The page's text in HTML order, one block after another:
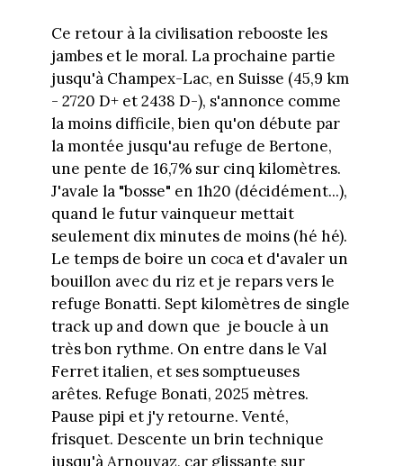
Ce retour à la civilisation rebooste les
jambes et le moral. La prochaine partie
jusqu'à Champex-Lac, en Suisse (45,9 km
- 2720 D+ et 2438 D-), s'annonce comme
la moins difficile, bien qu'on débute par
la montée jusqu'au refuge de Bertone,
une pente de 16,7% sur cinq kilomètres.
J'avale la "bosse" en 1h20 (décidément...),
quand le futur vainqueur mettait
seulement dix minutes de moins (hé hé).
Le temps de boire un coca et d'avaler un
bouillon avec du riz et je repars vers le
refuge Bonatti. Sept kilomètres de single
track up and down que je boucle à un
très bon rythme. On entre dans le Val
Ferret italien, et ses somptueuses
arêtes. Refuge Bonati, 2025 mètres.
Pause pipi et j'y retourne. Venté,
frisquet. Descente un brin technique
jusqu'à Arnouvaz, car glissante sur